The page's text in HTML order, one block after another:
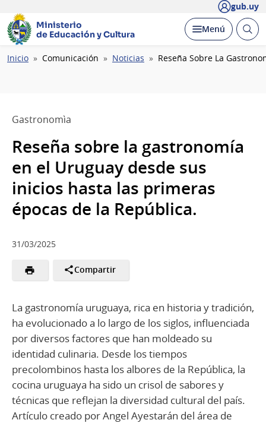
gub.uy
Ministerio
de Educación y Cultura
Desplegar
Menú Abrir
Ruta
Inicio Comunicación Noticias Reseña Sobre La
Gastronomìa
Reseña sobre la gastronomía
en el Uruguay desde sus
inicios hasta las primeras
épocas de la República.
31/03/2025
Compartir
La gastronomía uruguaya, rica en historia y tradición,
ha evolucionado a lo largo de los siglos, influenciada
por diversos factores que han moldeado su
identidad culinaria. Desde los tiempos
precolombinos hasta los albores de la República, la
cocina uruguaya ha sido un crisol de sabores y
técnicas que reflejan la diversidad cultural del país.
Artículo creado por Angel Ayestarán del área de